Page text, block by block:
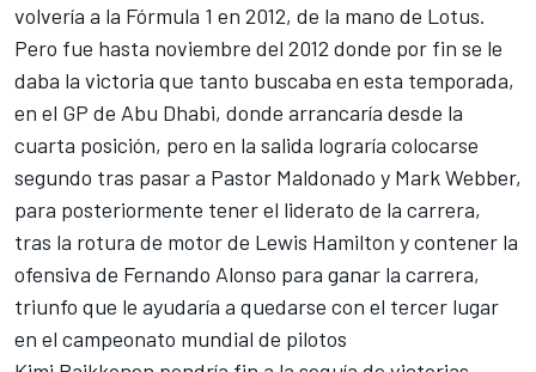
volvería a la Fórmula 1 en 2012, de la mano de Lotus.
Pero fue hasta noviembre del 2012 donde por fin se le
daba la victoria que tanto buscaba en esta temporada,
en el GP de Abu Dhabi, donde arrancaría desde la
cuarta posición, pero en la salida lograría colocarse
segundo tras pasar a Pastor Maldonado y Mark Webber,
para posteriormente tener el liderato de la carrera,
tras la rotura de motor de Lewis Hamilton y contener la
ofensiva de Fernando Alonso para ganar la carrera,
triunfo que le ayudaría a quedarse con el tercer lugar
en el campeonato mundial de pilotos